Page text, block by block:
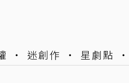
迷創作 星劇點